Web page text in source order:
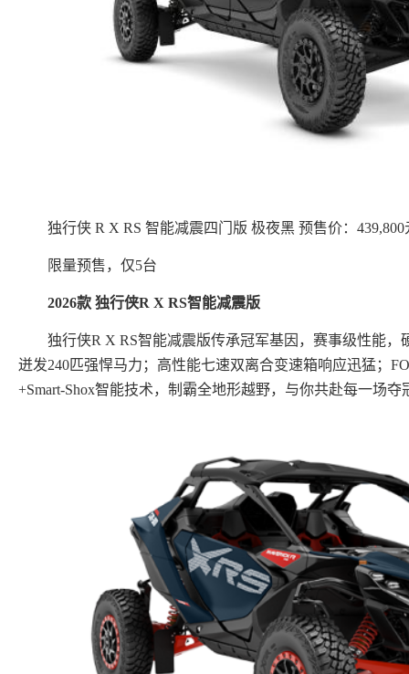
独行侠 R X RS 智能减震四门版 极夜黑 预售价：439,800
限量预售，仅5台
2026款 独行侠R X RS智能减震版
独行侠R X RS智能减震版传承冠军基因，赛事级性能
迸发240匹强悍马力；高性能七速双离合变速箱响应迅猛；
+Smart-Shox智能技术，制霸全地形越野，与你共赴每一场夺